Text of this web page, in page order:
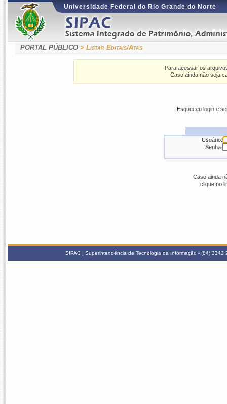
Universidade Federal do Rio Grande do Norte
PORTAL PÚBLICO > Listar Editais/Atas
Para acessar os
Caso ainda não seja
Esqueceu login e
Usuário:
Senha:
Caso ainda
clique no
SIPAC | Superintendência de Tecnologia da Informação - (84)